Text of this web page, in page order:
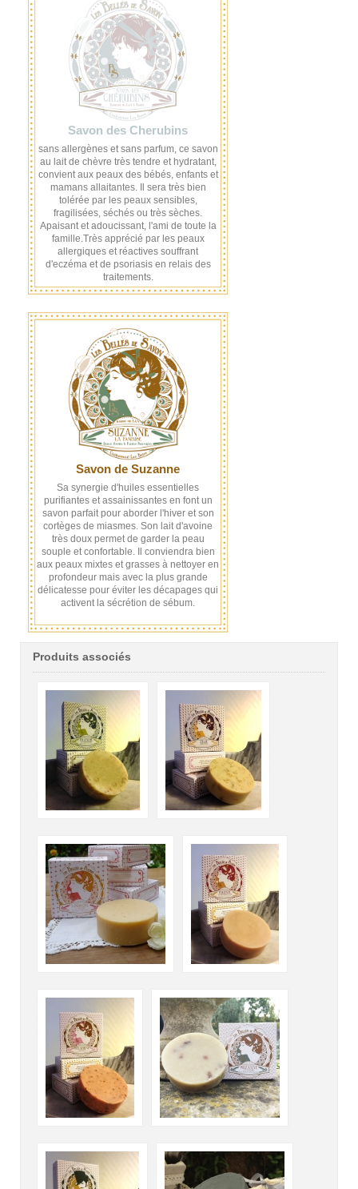
Savon des Cherubins
sans allergènes et sans parfum, ce savon
au lait de chèvre très tendre et hydratant,
convient aux peaux des bébés, enfants et
mamans allaitantes. Il sera très bien
tolérée par les peaux sensibles,
fragilisées, séchés ou très sèches.
Apaisant et adoucissant, l'ami de toute la
famille.Très apprécié par les peaux
allergiques et réactives souffrant
d'eczéma et de psoriasis en relais des
traitements.
Savon de Suzanne
Sa synergie d'huiles essentielles
purifiantes et assainissantes en font un
savon parfait pour aborder l'hiver et son
cortèges de miasmes. Son lait d'avoine
très doux permet de garder la peau
souple et confortable. Il conviendra bien
aux peaux mixtes et grasses à nettoyer en
profondeur mais avec la plus grande
délicatesse pour éviter les décapages qui
activent la sécrétion de sébum.
Produits associés